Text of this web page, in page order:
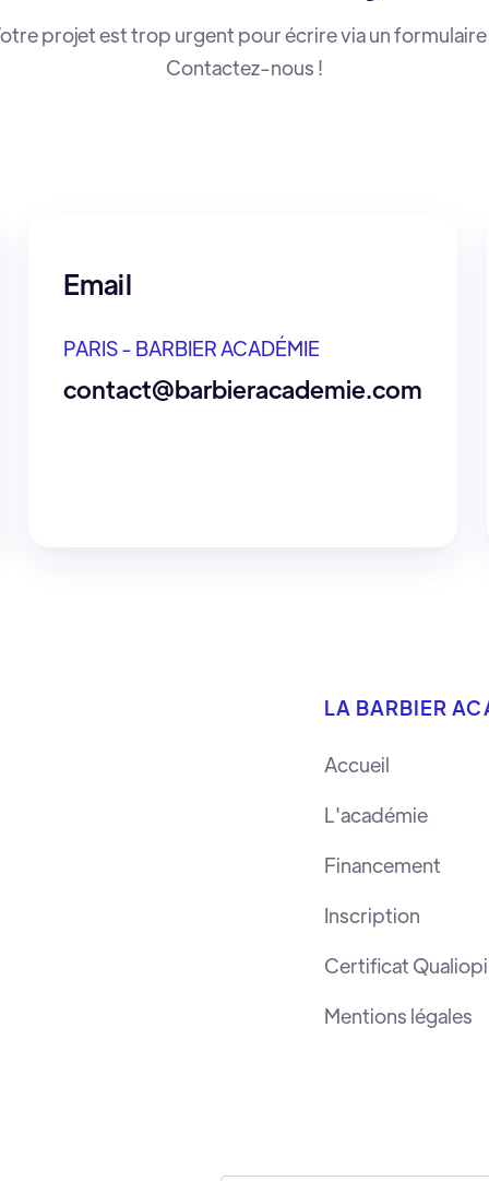
projet est trop urgent pour écrire via un formulaire
Contactez-nous !
Email
PARIS - BARBIER ACADÉMIE
contact@barbieracademie.com
LA BARBIER
Accueil
L'académie
Financement
Inscription
Certificat Qualiopi
Mentions légales